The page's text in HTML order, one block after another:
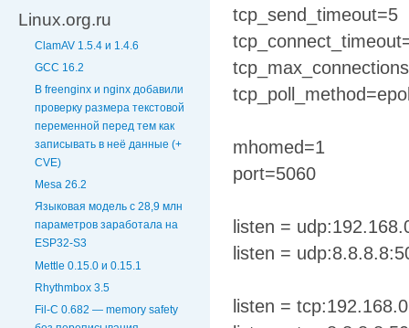
Linux.org.ru
ClamAV 1.5.4 и 1.4.6
GCC 16.2
В freenginx и nginx добавили
проверку размера текстовой
переменной перед тем как
записывать в неё данные (+
CVE)
Mesa 26.2
Языковая модель с 28,9 млн
параметров заработала на
ESP32-S3
Mettle 0.15.0 и 0.15.1
Rhythmbox 3.5
Fil-C 0.682 — memory safety
tcp_send_timeout=5
mhomed=1
port=5060
listen =
listen =
listen =